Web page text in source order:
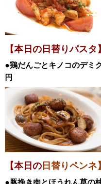
【本日の日替りパスタ】
●鶏だんごとキノコのデミ
円
【本日の 日替りペン
●豚挽き肉とほうれん草の